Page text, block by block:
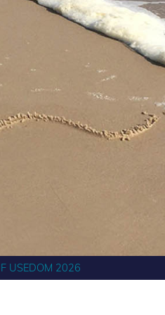
USEDOM 2026